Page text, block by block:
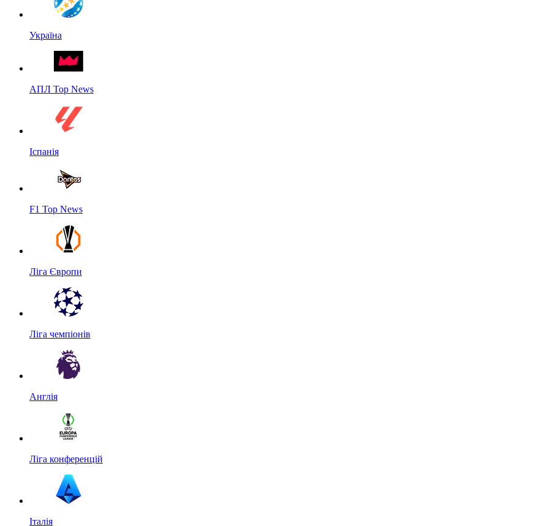
Україна
АПЛ Top News
Іспанія
F1 Top News
Ліга Європи
Ліга чемпіонів
Англія
Ліга конференцій
Італія